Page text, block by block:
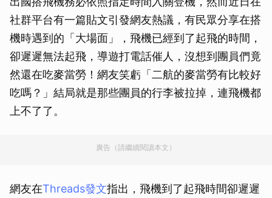
社群平台有一篇貼文引發網友熱議，有民眾分享在搭
機時遇到的「大場面」，飛機已經到了起飛的時間，
卻遲遲無法起飛，導遊打電話催人，沒想到團員們竟
然還在吃麥當勞！網友笑虧「二航的麥當勞有比較好
吃嗎？」結局就是那些團員的行李被拉掉，連飛機都
上不了了。
廣告（請繼續閱讀本文）
網友在Threads發文指出，飛機到了起飛時間卻遲遲